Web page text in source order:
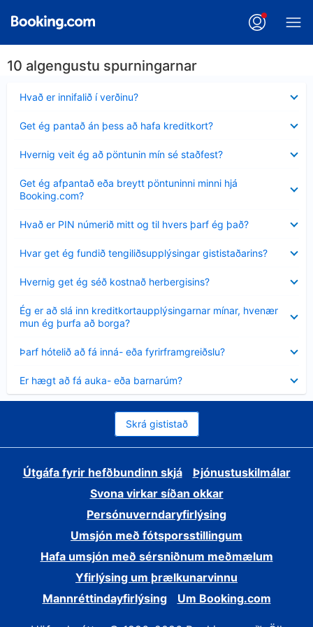
10 algengustu spurningarnar
Hvað er innifalið í verðinu?
sýnt
Get ég pantað án þess að hafa kreditkort?
sýnt
Hvernig veit ég að pöntunin mín sé staðfest?
sýnt
Get ég afpantað eða breytt pöntuninni minni hjá
Booking.com?
sýnt
Hvað er PIN númerið mitt og til hvers þarf ég það?
sýnt
Hvar get ég fundið tengiliðsupplýsingar gististaðarins?
sýnt
Hvernig get ég séð kostnað herbergisins?
sýnt
Ég er að slá inn kreditkortaupplýsingarnar mínar, hvenær
mun ég þurfa að borga?
Minna
sýnt
Þarf hótelið að fá inná- eða fyrirframgreiðslu?
sýnt
Er hægt að fá auka- eða barnarúm?
sýnt
Skrá gististað
Útgáfa fyrir hefðbundinn skjá
Þjónustuskilmálar
Svona virkar síðan okkar
Persónuverndaryfirlýsing
Umsjón með fótsporsstillingum
Hafa umsjón með sérsniðnum meðmælum
Yfirlýsing um þrælkunarvinnu
Mannréttindayfirlýsing
Um Booking.com